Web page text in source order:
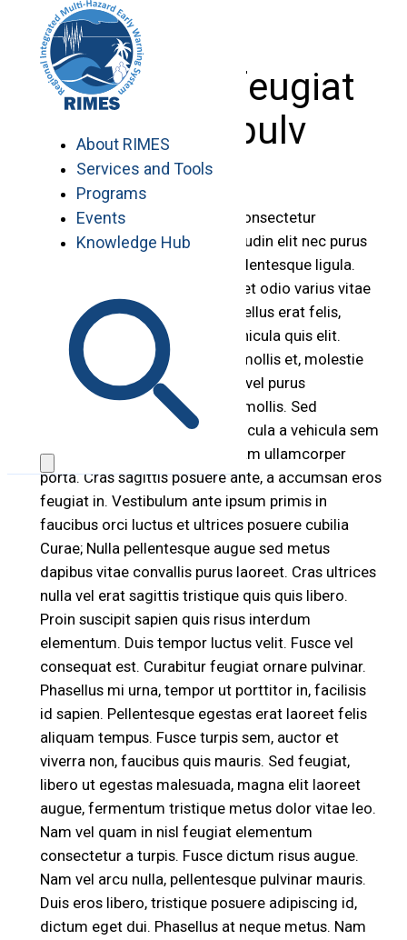
content
About RIMES
Services and Tools
Programs
Events
Knowledge Hub
Curabitur feugiat
ornare pulv
Lorem ipsum dolor sit amet, consectetur
adipiscing elit. Quisque sollicitudin elit nec purus
ultricies rhoncus. Nulla non pellentesque ligula.
Praesent porttitor nunc sit amet odio varius vitae
venenatis nunc euismod. Phasellus erat felis,
eleifend porttitor lacinia in, vehicula quis elit.
Curabitur dui eros, blandit vel mollis et, molestie
eu arcu. Aenean sagittis ligula vel purus
elementum vel fringilla lorem mollis. Sed
scelerisque risus ut metus vehicula a vehicula sem
pharetra. Sed at ligula eget diam ullamcorper
porta. Cras sagittis posuere ante, a accumsan eros
feugiat in. Vestibulum ante ipsum primis in
faucibus orci luctus et ultrices posuere cubilia
Curae; Nulla pellentesque augue sed metus
dapibus vitae convallis purus laoreet. Cras ultrices
nulla vel erat sagittis tristique quis quis libero.
Proin suscipit sapien quis risus interdum
elementum. Duis tempor luctus velit. Fusce vel
consequat est. Curabitur feugiat ornare pulvinar.
Phasellus mi urna, tempor ut porttitor in, facilisis
id sapien. Pellentesque egestas erat laoreet felis
aliquam tempus. Fusce turpis sem, auctor et
viverra non, faucibus quis mauris. Sed feugiat,
libero ut egestas malesuada, magna elit laoreet
augue, fermentum tristique metus dolor vitae leo.
Nam vel quam in nisl feugiat elementum
consectetur a turpis. Fusce dictum risus augue.
Nam vel arcu nulla, pellentesque pulvinar mauris.
Duis eros libero, tristique posuere adipiscing id,
dictum eget dui. Phasellus at neque metus. Nam